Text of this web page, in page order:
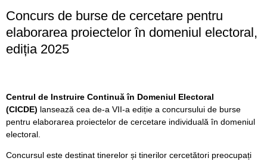
Concurs de burse de cercetare pentru
elaborarea proiectelor în domeniul electoral,
ediția 2025
Centrul de Instruire Continuă în Domeniul Electoral
(CICDE) lansează cea de-a VII-a ediție a concursului de burse
pentru elaborarea proiectelor de cercetare individuală în domeniul
electoral.
Concursul este destinat tinerelor și tinerilor cercetători preocupați